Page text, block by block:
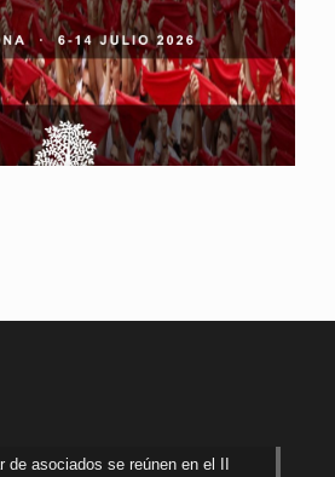
de asociados se reúnen en el II